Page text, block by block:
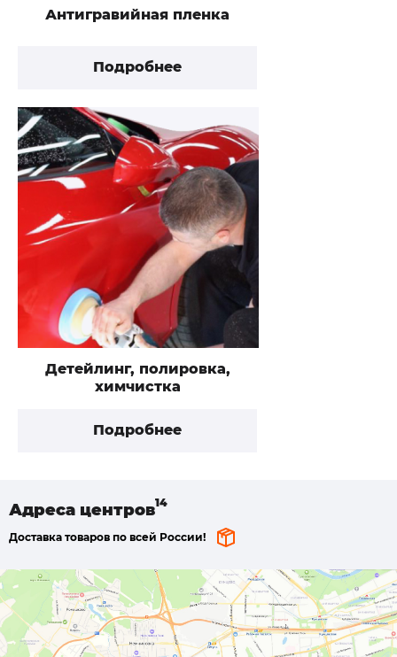
Антигравийная пленка
Подробнее
Детейлинг, полировка,
химчистка
Подробнее
Адреса центров
Доставка товаров по всей России!